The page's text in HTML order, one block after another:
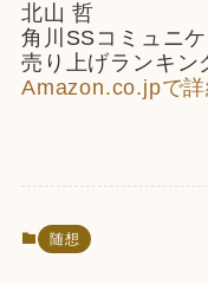
北山 哲
角川SSコミュニ
売り上げランキン
Amazon.co.jpで詳
随想